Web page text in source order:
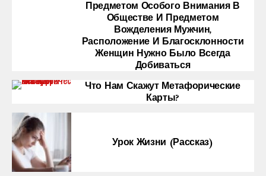
Предметом Особого Внимания В
Обществе И Предметом
Вожделения Мужчин,
Расположение И Благосклонности
Женщин Нужно Было Всегда
Добиваться
Что Нам Скажут Метафорические
Карты?
Урок Жизни (рассказ)